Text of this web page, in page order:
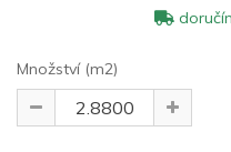
Množství (m2)